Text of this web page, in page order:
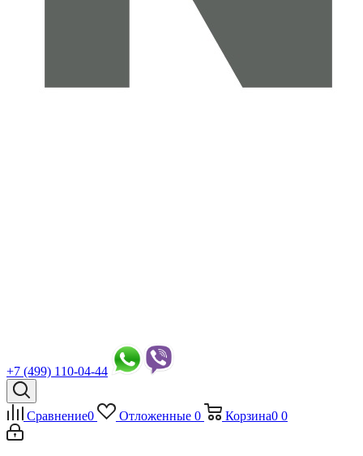
+7 (499) 110-04-44
Сравнение0 Отложенные 0 Корзина0 0